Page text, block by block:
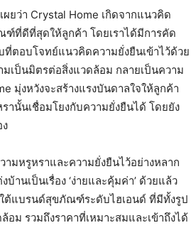
ยว่า Crystal Home เกิดจากแนวคิด
ฑ์ที่ดีที่สุดให้ลูกค้า โดยเราได้มีการคัด
ที่ตอบโจทย์แนวคิดความยั่งยืนเข้าไว้ด้วย
เป็นมิตรต่อสิ่งแวดล้อม กลายเป็นความ
มุ่งหวังจะสร้างแรงบันดาลใจให้ลูกค้า
นั้นเชื่อมโยงกับความยั่งยืนได้ โดยยัง
มหรูหราและความยั่งยืนไว้อย่างหลาก
านเป็นเรื่อง ‘ง่ายและคุ้มค่า’ ด้วยแล้ว
ต้แบรนด์สุขภัณฑ์ระดับไฮเอนด์ ที่มีทั้งรูป
ม รวมถึงราคาที่เหมาะสมและเข้าถึงได้